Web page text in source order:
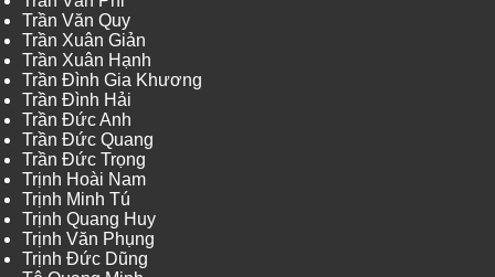
Trần Văn Quy
Trần Xuân Giản
Trần Xuân Hạnh
Trần Đình Gia Khương
Trần Đình Hải
Trần Đức Anh
Trần Đức Quang
Trần Đức Trọng
Trịnh Hoài Nam
Trịnh Minh Tú
Trịnh Quang Huy
Trịnh Văn Phụng
Trịnh Đức Dũng